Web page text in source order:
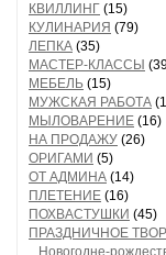
КВИЛЛИНГ (15)
КУЛИНАРИЯ (79)
ЛЕПКА (35)
МАСТЕР-КЛАССЫ
МЕБЕЛЬ (15)
МУЖСКАЯ РАБОТА
МЫЛОВАРЕНИЕ (16)
НА ПРОДАЖУ (26)
ОРИГАМИ (5)
ОТ АДМИНА (14)
ПЛЕТЕНИЕ (16)
ПОХВАСТУШКИ (45)
ПРАЗДНИЧНОЕ
Новогодне-